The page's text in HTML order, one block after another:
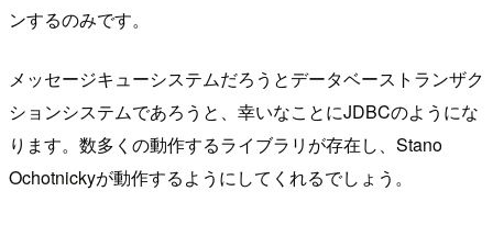
ンするのみです。
メッセージキューシステムだろうとデータベーストランザク
ションシステムであろうと、幸いなことにJDBCのようにな
ります。数多くの動作するライブラリが存在し、Stano
Ochotnickyが動作するようにしてくれるでしょう。